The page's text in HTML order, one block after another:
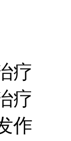
疗
疗
作